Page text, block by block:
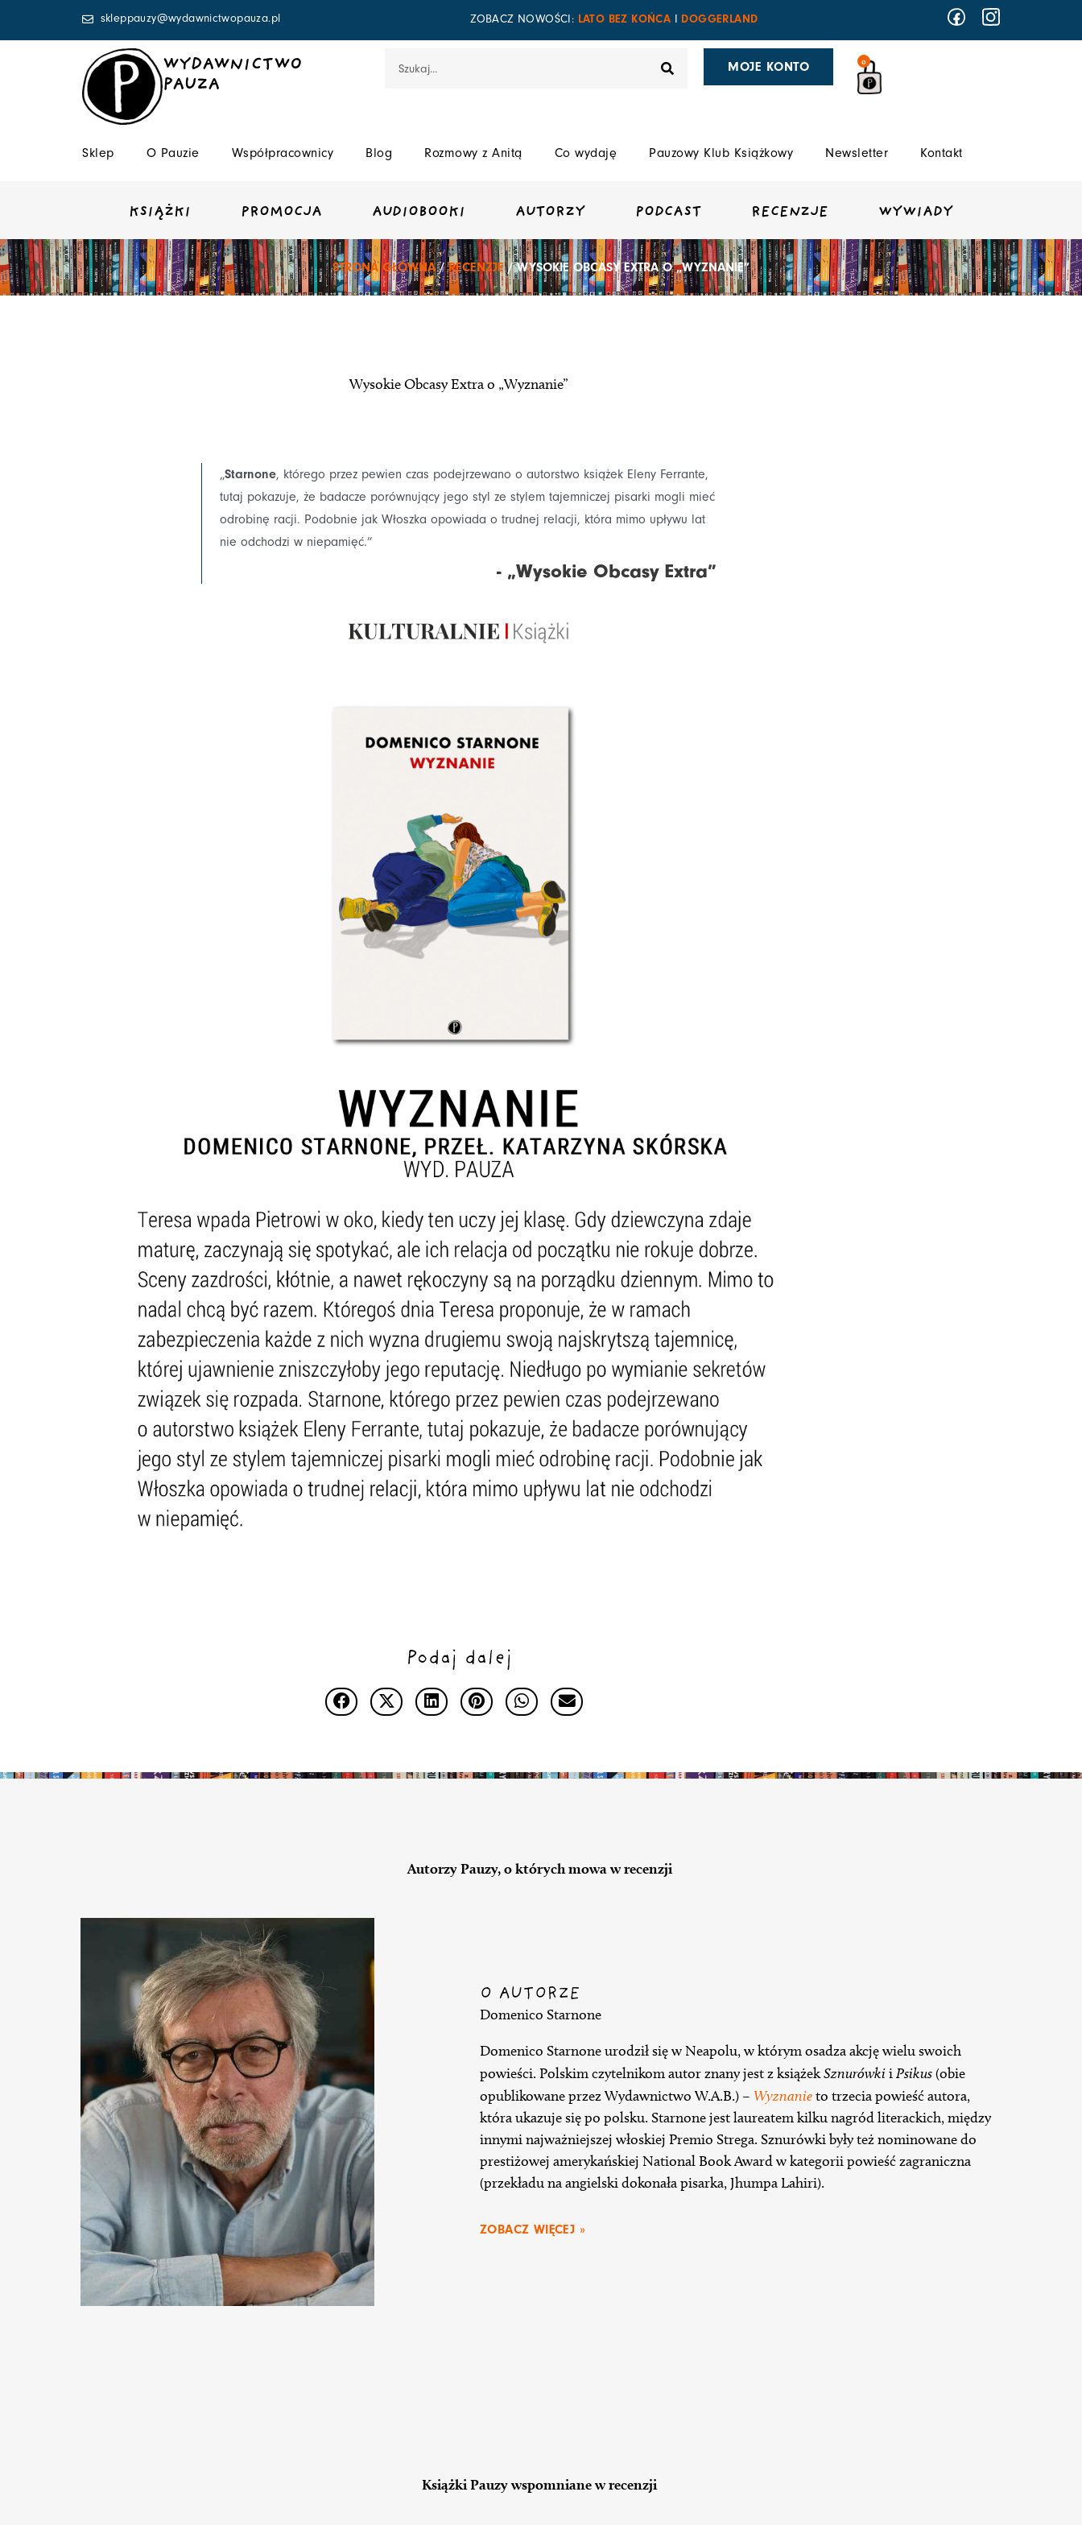
skleppauzy@wydawnictwopauza.pl ZOBACZ NOWOŚCI: LATO BEZ KOŃCA DOGGERLAND
WYDAWNICTWO
PAUZA
MOJE KONTO 0
Sklep O Pauzie Współpracownicy Blog Rozmowy z Anitą Co wydaję Pauzowy Klub Książkowy Newsletter Kontakt
KSIĄŻKI PROMOCJA AUDIOBOOKI AUTORZY PODCAST RECENZJE WYWIADY
STRONA GŁÓWNA/RECENZJE/ WYSOKIE OBCASY EXTRA O „WYZNANIE”
Wysokie Obcasy Extra o „Wyznanie”
„Starnone, którego przez pewien czas podejrzewano o autorstwo książek Eleny Ferrante,
tutaj pokazuje, że badacze porównujący jego styl ze stylem tajemniczej pisarki mogli mieć
odrobinę racji. Podobnie jak Włoszka opowiada o trudnej relacji, która mimo upływu lat
nie odchodzi w niepamięć.”
- „Wysokie Obcasy Extra”
Podaj dalej
Autorzy Pauzy, o których mowa w recenzji
O AUTORZE
Domenico Starnone
Domenico Starnone urodził się w Neapolu, w którym osadza akcję wielu swoich
powieści. Polskim czytelnikom autor znany jest z książekSznurówkiiPsikus(obie
opublikowane przez Wydawnictwo W.A.B.) – Wyznanieto trzecia powieść autora,
która ukazuje się po polsku. Starnone jest laureatem kilku nagród literackich, między
innymi najważniejszej włoskiej Premio Strega. Sznurówki były też nominowane do
prestiżowej amerykańskiej National Book Award w kategorii powieść zagraniczna
(przekładu na angielski dokonała pisarka, Jhumpa Lahiri).
ZOBACZ WIĘCEJ »
Książki Pauzy wspomniane w recenzji